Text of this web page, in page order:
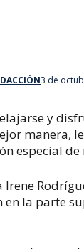
3 de
y
manera,
especial de
en la parte